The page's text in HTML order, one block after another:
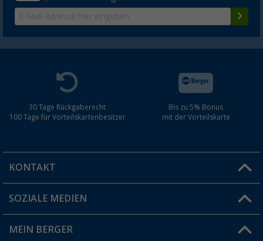
30 Tage Rückgaberecht
100 Tage für Vorteilskartenbesitzer
Bis zu 5% Bonus
mit der Vorteilskarte
KONTAKT
Du hast eine Frage?
Filiale finden
SOZIALE MEDIEN
MEIN BERGER